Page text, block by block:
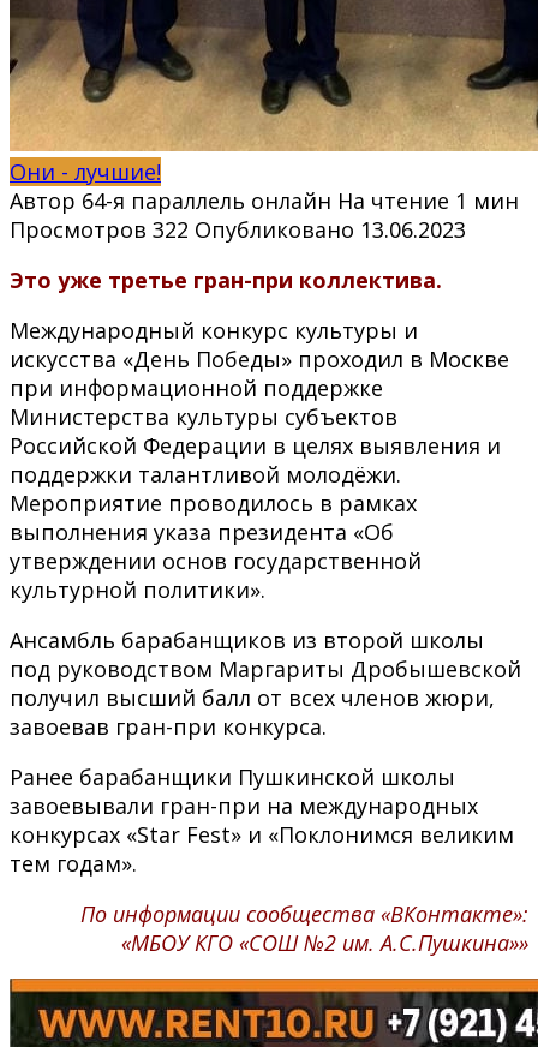
Они - лучшие!
Автор 64-я параллель онлайн На чтение 1 мин
Просмотров 322 Опубликовано 13.06.2023
Это уже третье гран-при коллектива.
Международный конкурс культуры и
искусства «День Победы» проходил в Москве
при информационной поддержке
Министерства культуры субъектов
Российской Федерации в целях выявления и
поддержки талантливой молодёжи.
Мероприятие проводилось в рамках
выполнения указа президента «Об
утверждении основ государственной
культурной политики».
Ансамбль барабанщиков из второй школы
под руководством Маргариты Дробышевской
получил высший балл от всех членов жюри,
завоевав гран-при конкурса.
Ранее барабанщики Пушкинской школы
завоевывали гран-при на международных
конкурсах «Star Fest» и «Поклонимся великим
тем годам».
По информации сообщества «ВКонтакте»:
«МБОУ КГО «СОШ №2 им. А.С.Пушкина»»